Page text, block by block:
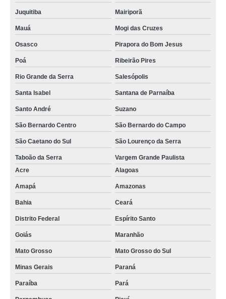
Juquitiba Mairiporã
Mauá Mogi das Cruzes
Osasco Pirapora do Bom Jesus
Poá Ribeirão Pires
Rio Grande da Serra Salesópolis
Santa Isabel Santana de Parnaíba
Santo André Suzano
São Bernardo Centro São Bernardo do Campo
São Caetano do Sul São Lourenço da Serra
Taboão da Serra
Vargem Grande Paulista
Acre
Alagoas
Amapá Amazonas
Bahia Ceará
Distrito Federal Espírito Santo
Goiás Maranhão
Mato Grosso Mato Grosso do Sul
Minas Gerais Paraná
Paraíba Pará